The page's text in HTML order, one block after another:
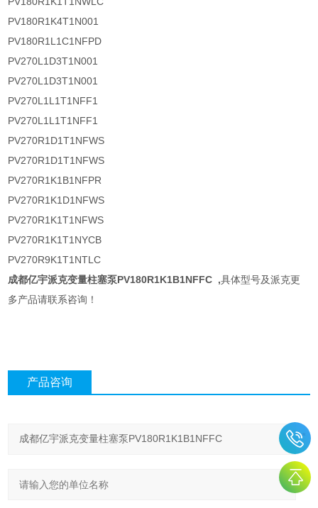
PV180R1K4T1N001
PV180R1L1C1NFPD
PV270L1D3T1N001
PV270L1D3T1N001
PV270L1L1T1NFF1
PV270L1L1T1NFF1
PV270R1D1T1NFWS
PV270R1D1T1NFWS
PV270R1K1B1NFPR
PV270R1K1D1NFWS
PV270R1K1T1NFWS
PV270R1K1T1NYCB
PV270R9K1T1NTLC
成都亿宇派克变量柱塞泵PV180R1K1B1NFFC ,具体型号及派克更
多产品请联系咨询！
产品咨询